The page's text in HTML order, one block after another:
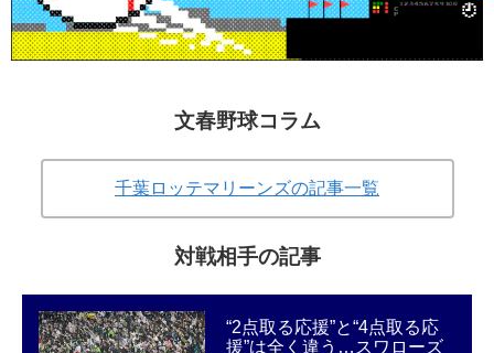
文春野球コラム
千葉ロッテマリーンズの記事一覧
対戦相手の記事
“2点取る応援”と“4点取る応
援”は全く違う…スワローズ